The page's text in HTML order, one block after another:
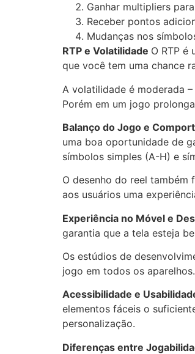
Ganhar multipliers
Receber pontos
Mudanças nos
RTP e Volatilidade O RTP é
que você tem uma chance
A volatilidade é moderada
Porém em um jogo
Balanço do Jogo e
uma boa oportunidade de
símbolos simples (A-H) e
O desenho do reel
aos usuários uma
Experiência no Móvel e
garantia que a tela esteja
Os estúdios de
jogo em todos os
Acessibilidade e
elementos fáceis o
personalização.
Diferenças entre